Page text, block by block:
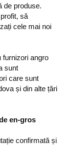
de produse.
să
cele mai noi
furnizori angro
sunt
care sunt
și din alte țări
en-gros
confirmată și